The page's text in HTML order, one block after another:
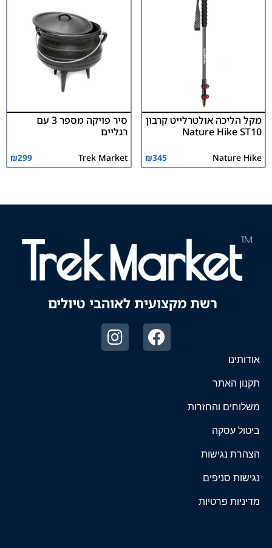
מקל הליכה אולטרלייט קרבון
Nature Hike ST10
Nature Hike
₪345
סיר פויקה מספר 3 עם
רגליים
Trek Market
₪299
רשת מקצועית לאוהבי טיולים
אודותינו
תקנון האתר
משלוחים והחזרות
ביטול עסקה
הצהרת נגישות
נגישות סניפים
מדיניות פרטיות